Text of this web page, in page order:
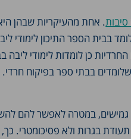
. אחת מהעיקריות שבהן
בבית הספר התיכון לימודי
כן לומדות לימודי ליבה
בבתי ספר בפיקוח חרדי.
גמישים, במטרה לאפשר להם
בגרות ולא פסיכומטרי.